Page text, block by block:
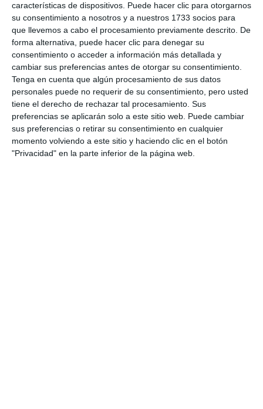
características de dispositivos. Puede hacer clic para otorgarnos
su consentimiento a nosotros y a nuestros 1733 socios para
que llevemos a cabo el procesamiento previamente descrito. De
forma alternativa, puede hacer clic para denegar su
consentimiento o acceder a información más detallada y
cambiar sus preferencias antes de otorgar su consentimiento.
Tenga en cuenta que algún procesamiento de sus datos
personales puede no requerir de su consentimiento, pero usted
tiene el derecho de rechazar tal procesamiento. Sus
preferencias se aplicarán solo a este sitio web. Puede cambiar
sus preferencias o retirar su consentimiento en cualquier
momento volviendo a este sitio y haciendo clic en el botón
"Privacidad" en la parte inferior de la página web.